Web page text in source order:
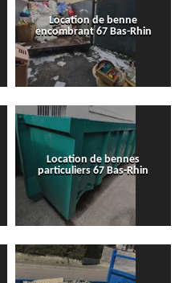
Location de benne
encombrant 67 Bas-Rhin
Location de bennes
particuliers 67 Bas-Rhin